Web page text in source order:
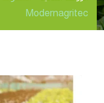
Modernagritec